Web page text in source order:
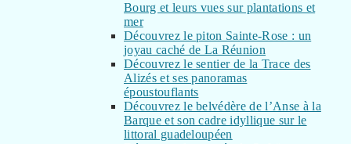
Bourg et leurs vues sur plantations et
mer
Découvrez le piton Sainte-Rose : un
joyau caché de La Réunion
Découvrez le sentier de la Trace des
Alizés et ses panoramas
époustouflants
Découvrez le belvédère de l’Anse à la
Barque et son cadre idyllique sur le
littoral guadeloupéen